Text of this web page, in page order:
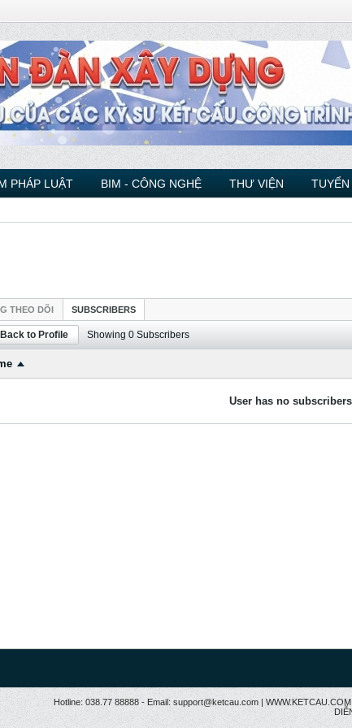
PHÁP LUẬT BIM - CÔNG NGHỆ THƯ VIỆN
THEO DÕI SUBSCRIBERS
Back to Profile Showing 0 Subscribers
User has no
Hotline: 038.77 88888 - Email: support@ketcau.com |